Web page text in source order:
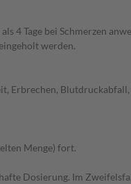
4 Tage bei Schmerzen
werden.
Menge) fort.
Dosierung. Im